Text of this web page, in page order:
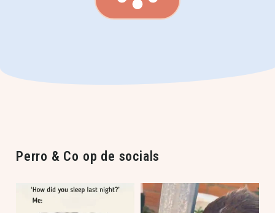
Perro & Co op de socials